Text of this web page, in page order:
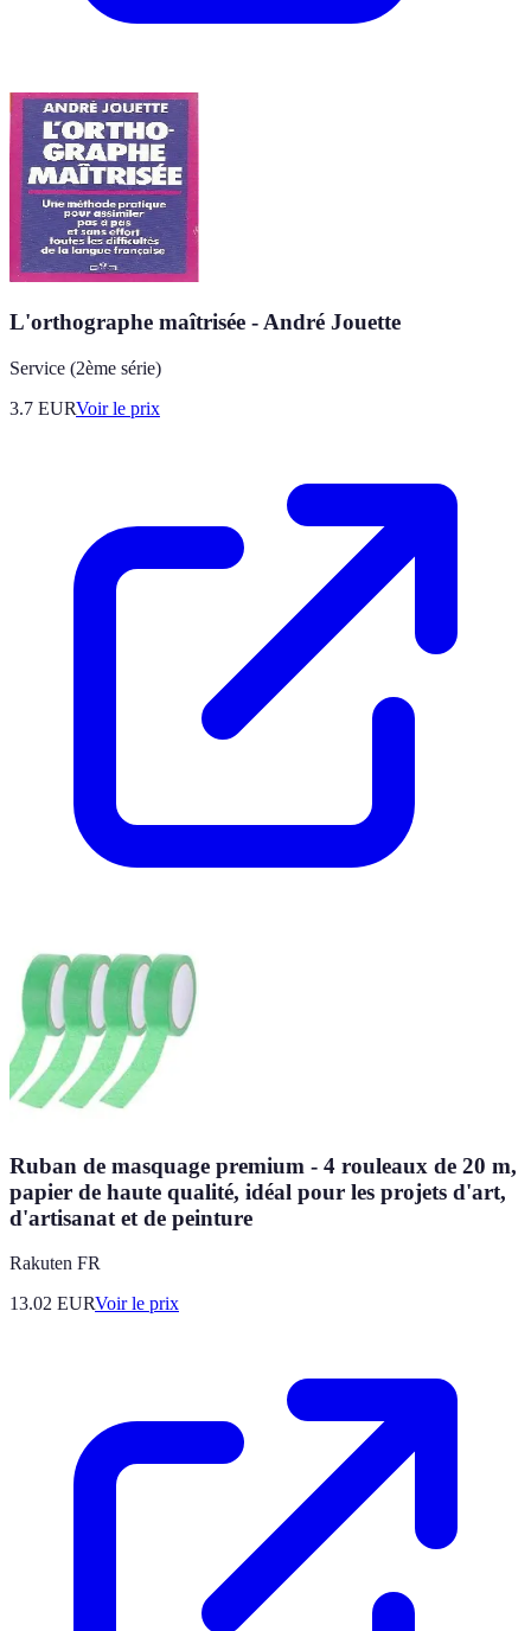
L'orthographe maîtrisée - André Jouette
Service (2ème série)
3.7 EURVoir le prix
Ruban de masquage premium - 4 rouleaux de 20 m,
papier de haute qualité, idéal pour les projets d'art,
d'artisanat et de peinture
Rakuten FR
13.02 EURVoir le prix